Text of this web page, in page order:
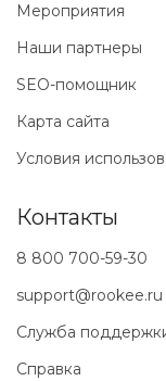
Мероприятия
Наши партнеры
SEO-помощник
Карта сайта
Условия
Контакты
8 800 700-59-30
support@rookee.ru
Служба
Справка